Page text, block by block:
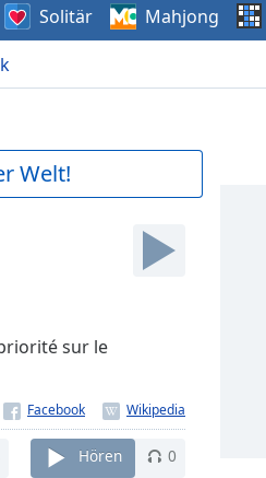
Solitär Mahjong
Welt!
sur le
Hören 0